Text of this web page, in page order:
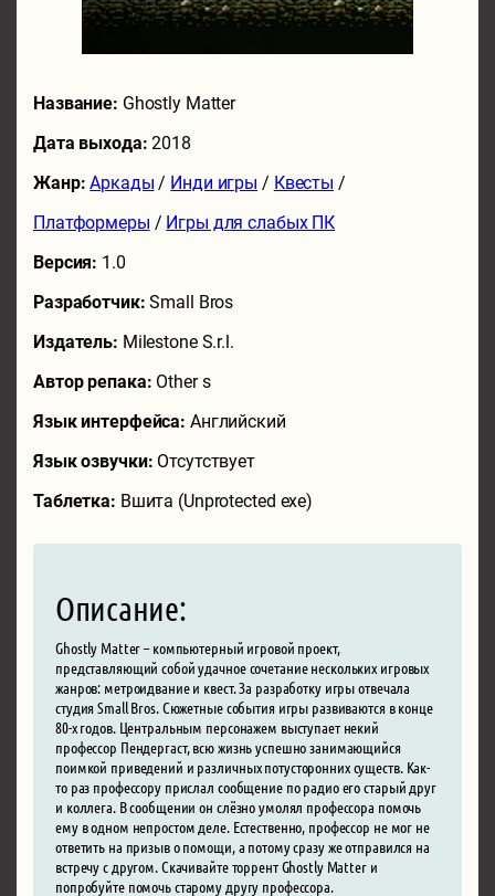
Название: Ghostly Matter
Дата выхода:2018
Жанр: Аркады / Инди игры / Квесты /
Платформеры / Игры для слабых ПК
Версия: 1.0
Разработчик:Small Bros
Издатель: Milestone S.r.l.
Автор репака: Other s
Язык интерфейса: Английский
Язык озвучки: Отсутствует
Таблетка: Вшита (Unprotected exe)
Описание:
Ghostly Matter – компьютерный игровой проект,
представляющий собой удачное сочетание нескольких игровых
жанров: метроидвание и квест. За разработку игры отвечала
студия Small Bros. Сюжетные события игры развиваются в конце
80-х годов. Центральным персонажем выступает некий
профессор Пендергаст, всю жизнь успешно занимающийся
поимкой приведений и различных потусторонних существ. Как-
то раз профессору прислал сообщение по радио его старый друг
и коллега. В сообщении он слёзно умолял профессора помочь
ему в одном непростом деле. Естественно, профессор не мог не
ответить на призыв о помощи, а потому сразу же отправился на
встречу с другом. Скачивайте торрент Ghostly Matter и
попробуйте помочь старому другу профессора.